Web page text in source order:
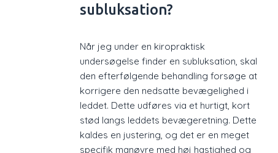
subluksation?
Når jeg under en kiropraktisk
undersøgelse finder en subluksation, skal
den efterfølgende behandling forsøge at
korrigere den nedsatte bevægelighed i
leddet. Dette udføres via et hurtigt, kort
stød langs leddets bevægeretning. Dette
kaldes en justering, og det er en meget
specifik manøvre med høj hastighed og